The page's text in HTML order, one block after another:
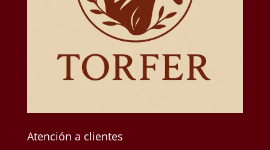
Atención a clientes